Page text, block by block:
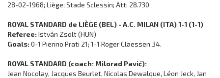
28-02-1968; Liège; Stade Sclessin; Att: 28.730
ROYAL STANDARD de LIÈGE (BEL) - A.C. MILAN (ITA) 1-1 (1-1)
Referee: István Zsolt (HUN)
Goals: 0-1 Pierino Prati 21; 1-1 Roger Claessen 34.
ROYAL STANDARD (coach: Milorad Pavić):
Jean Nocolay, Jacques Beurlet, Nicolas Dewalque, Léon Jeck, Jan